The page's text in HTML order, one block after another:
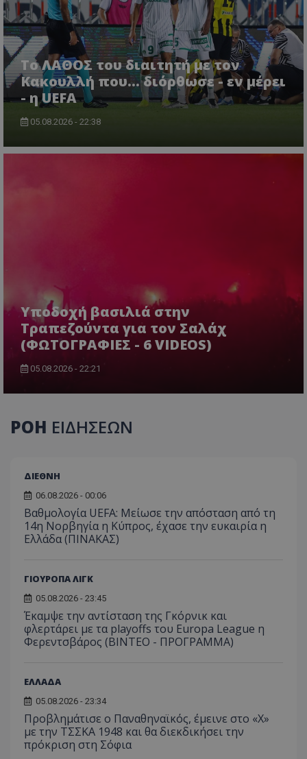
Το ΛΑΘΟΣ του διαιτητή με τον
Κακουλλή που... διόρθωσε - εν μέρει
- η UEFA
05.08.2026 - 22:38
Υποδοχή βασιλιά στην
Τραπεζούντα για τον Σαλάχ
(ΦΩΤΟΓΡΑΦΙΕΣ - 6 VIDEOS)
05.08.2026 - 22:21
ΡΟΗ ΕΙΔΗΣΕΩΝ
ΔΙΕΘΝΗ
06.08.2026 - 00:06
Βαθμολογία UEFA: Μείωσε την απόσταση από τη
14η Νορβηγία η Κύπρος, έχασε την ευκαιρία η
Ελλάδα (ΠΙΝΑΚΑΣ)
ΓΙΟΥΡΟΠΑ ΛΙΓΚ
05.08.2026 - 23:45
Έκαμψε την αντίσταση της Γκόρνικ και
φλερτάρει με τα playoffs του Europa League η
Φερεντσβάρος (ΒΙΝΤΕΟ - ΠΡΟΓΡΑΜΜΑ)
ΕΛΛΑΔΑ
05.08.2026 - 23:34
Προβλημάτισε ο Παναθηναϊκός, έμεινε στο «Χ»
με την ΤΣΣΚΑ 1948 και θα διεκδικήσει την
πρόκριση στη Σόφια